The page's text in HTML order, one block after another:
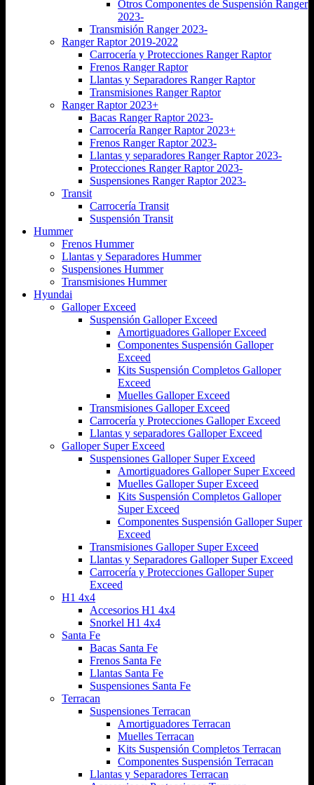
Otros Componentes de Suspensión Ranger
2023-
Transmisión Ranger 2023-
Ranger Raptor 2019-2022
Carrocería y Protecciones Ranger Raptor
Frenos Ranger Raptor
Llantas y Separadores Ranger Raptor
Transmisiones Ranger Raptor
Ranger Raptor 2023+
Bacas Ranger Raptor 2023-
Carrocería Ranger Raptor 2023+
Frenos Ranger Raptor 2023-
Llantas y separadores Ranger Raptor 2023-
Protecciones Ranger Raptor 2023-
Suspensiones Ranger Raptor 2023-
Transit
Carrocería Transit
Suspensión Transit
Hummer
Frenos Hummer
Llantas y Separadores Hummer
Suspensiones Hummer
Transmisiones Hummer
Hyundai
Galloper Exceed
Suspensión Galloper Exceed
Amortiguadores Galloper Exceed
Componentes Suspensión Galloper
Exceed
Kits Suspensión Completos Galloper
Exceed
Muelles Galloper Exceed
Transmisiones Galloper Exceed
Carrocería y Protecciones Galloper Exceed
Llantas y separadores Galloper Exceed
Galloper Super Exceed
Suspensiones Galloper Super Exceed
Amortiguadores Galloper Super Exceed
Muelles Galloper Super Exceed
Kits Suspensión Completos Galloper
Super Exceed
Componentes Suspensión Galloper Super
Exceed
Transmisiones Galloper Super Exceed
Llantas y Separadores Galloper Super Exceed
Carrocería y Protecciones Galloper Super
Exceed
H1 4x4
Accesorios H1 4x4
Snorkel H1 4x4
Santa Fe
Bacas Santa Fe
Frenos Santa Fe
Llantas Santa Fe
Suspensiones Santa Fe
Terracan
Suspensiones Terracan
Amortiguadores Terracan
Muelles Terracan
Kits Suspensión Completos Terracan
Componentes Suspensión Terracan
Llantas y Separadores Terracan